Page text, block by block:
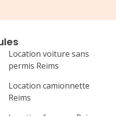
Location voiture sans
permis Reims
Location camionnette
Reims